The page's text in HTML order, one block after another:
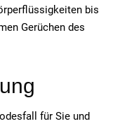
bis
Gerüchen des
für Sie und